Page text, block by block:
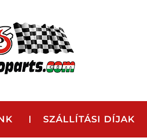
SZÁLLÍTÁSI DÍJAK